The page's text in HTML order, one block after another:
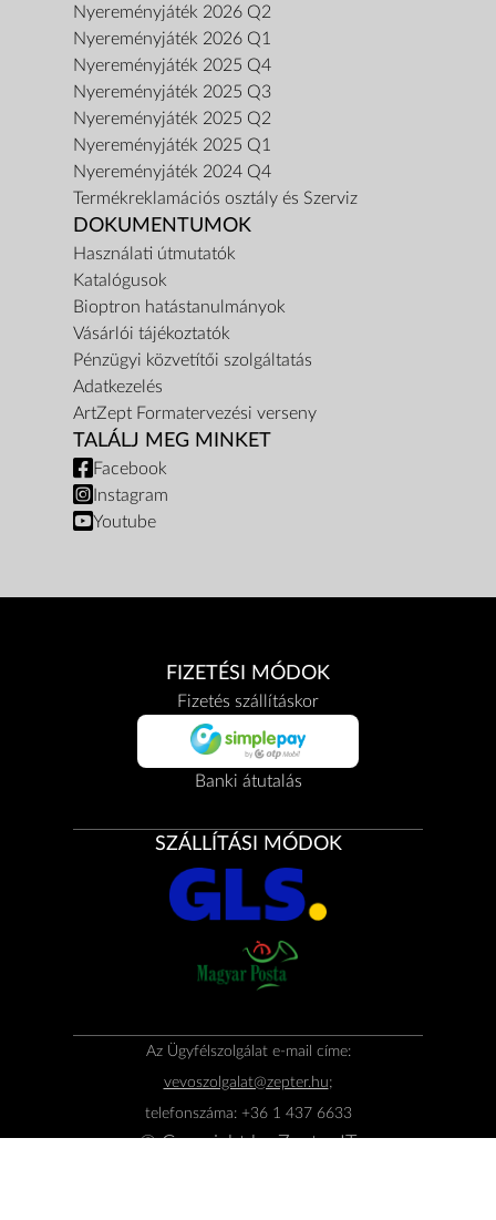
Nyereményjáték 2026 Q2
Nyereményjáték 2026 Q1
Nyereményjáték 2025 Q4
Nyereményjáték 2025 Q3
Nyereményjáték 2025 Q2
Nyereményjáték 2025 Q1
Nyereményjáték 2024 Q4
Termékreklamációs osztály és Szerviz
DOKUMENTUMOK
Használati útmutatók
Katalógusok
Bioptron hatástanulmányok
Vásárlói tájékoztatók
Pénzügyi közvetítői szolgáltatás
Adatkezelés
ArtZept Formatervezési verseny
TALÁLJ MEG MINKET
Facebook
Instagram
Youtube
FIZETÉSI MÓDOK
Fizetés szállításkor
Banki átutalás
SZÁLLÍTÁSI MÓDOK
Az Ügyfélszolgálat e-mail címe:
vevoszolgalat@zepter.hu;
telefonszáma: +36 1 437 6633
© Copyright byZepter IT